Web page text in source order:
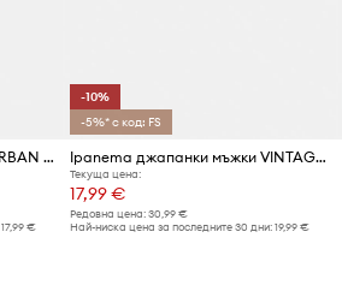
Ipanema джапанки мъжки URBAN GRAPHI
17,99 €
-10%
-5%* с код: FS
Ipanema джапанки мъжки VINTAGE AD
Текуща цена:
17,99 €
Редовна цена:30,99 €
Най-ниска цена за последните 30 дни:19,99 €